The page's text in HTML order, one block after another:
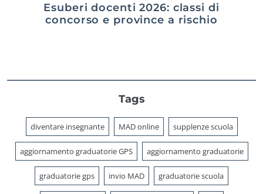
Esuberi docenti 2026: classi di
concorso e province a rischio
Tags
diventare insegnante MAD online supplenze scuola
aggiornamento graduatorie GPS aggiornamento graduatorie
graduatorie gps invio MAD graduatorie scuola